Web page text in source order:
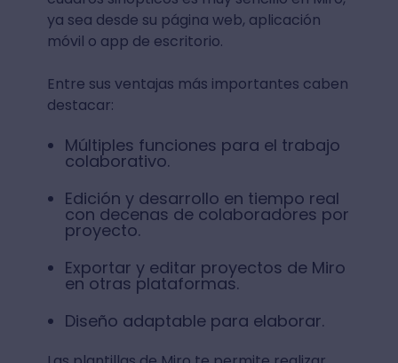
ya sea desde su página web, aplicación
móvil o app de escritorio.
Entre sus ventajas más importantes caben
destacar:
Múltiples funciones para el trabajo
colaborativo.
Edición y desarrollo en tiempo real
con decenas de colaboradores por
proyecto.
Exportar y editar proyectos de Miro
en otras plataformas.
Diseño adaptable para elaborar.